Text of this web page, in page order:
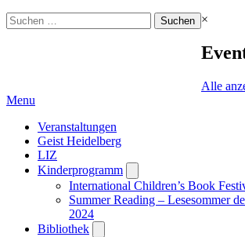
Suchen
nach:
×
Alle
Menu
Veranstaltungen
Geist Heidelberg
LIZ
Kinderprogramm
submenu
International Children’s Book
Summer Reading – Lesesommer
2024
Bibliothek